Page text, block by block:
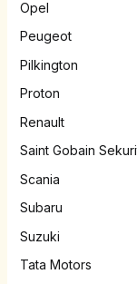
Opel
Peugeot
Pilkington
Proton
Renault
Saint Gobain
Scania
Subaru
Suzuki
Tata Motors